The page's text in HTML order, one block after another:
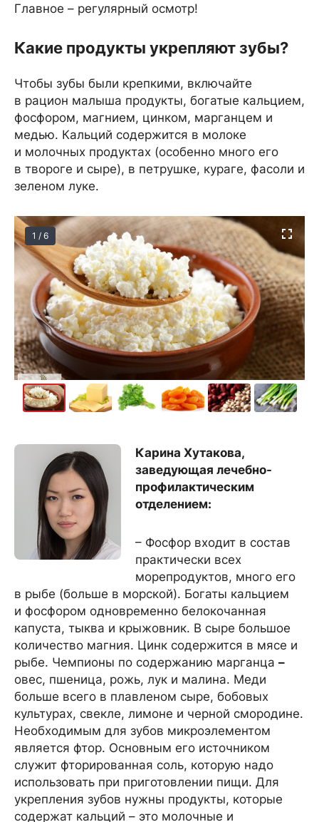
Главное – регулярный осмотр!
Какие продукты укрепляют зубы?
Чтобы зубы были крепкими, включайте
в рацион малыша продукты, богатые кальцием,
фосфором, магнием, цинком, марганцем и
медью. Кальций содержится в молоке
и молочных продуктах (особенно много его
в твороге и сыре), в петрушке, кураге, фасоли и
зеленом луке.
1 / 6
Карина Хутакова,
заведующая лечебно-
профилактическим
отделением:
– Фосфор входит в состав
практически всех
морепродуктов, много его
в рыбе (больше в морской). Богаты кальцием
и фосфором одновременно белокочанная
капуста, тыква и крыжовник. В сыре большое
количество магния. Цинк содержится в мясе и
рыбе. Чемпионы по содержанию марганца –
овес, пшеница, рожь, лук и малина. Меди
больше всего в плавленом сыре, бобовых
культурах, свекле, лимоне и черной смородине.
Необходимым для зубов микроэлементом
является фтор. Основным его источником
служит фторированная соль, которую надо
использовать при приготовлении пищи. Для
укрепления зубов нужны продукты, которые
содержат кальций – это молочные и